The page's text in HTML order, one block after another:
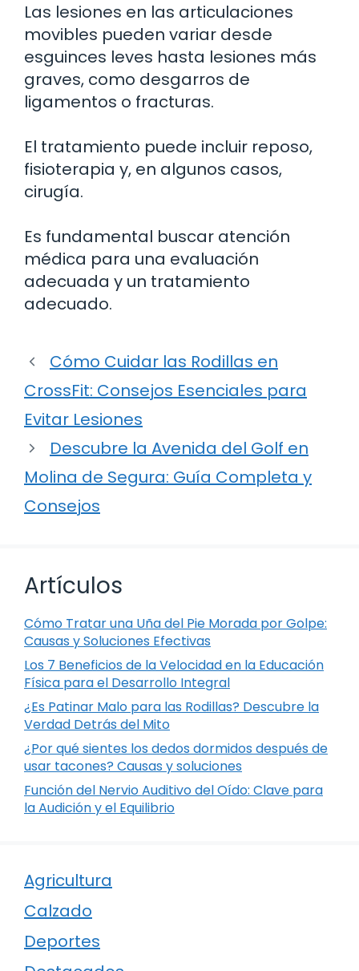
Las lesiones en las articulaciones
movibles pueden variar desde
esguinces leves hasta lesiones más
graves, como desgarros de
ligamentos o fracturas.
El tratamiento puede incluir reposo,
fisioterapia y, en algunos casos,
cirugía.
Es fundamental buscar atención
médica para una evaluación
adecuada y un tratamiento
adecuado.
Cómo Cuidar las Rodillas en
CrossFit: Consejos Esenciales para
Evitar Lesiones
Descubre la Avenida del Golf en
Molina de Segura: Guía Completa y
Consejos
Artículos
Cómo Tratar una Uña del Pie Morada por Golpe:
Causas y Soluciones Efectivas
Los 7 Beneficios de la Velocidad en la Educación
Física para el Desarrollo Integral
¿Es Patinar Malo para las Rodillas? Descubre la
Verdad Detrás del Mito
¿Por qué sientes los dedos dormidos después de
usar tacones? Causas y soluciones
Función del Nervio Auditivo del Oído: Clave para
la Audición y el Equilibrio
Agricultura
Calzado
Deportes